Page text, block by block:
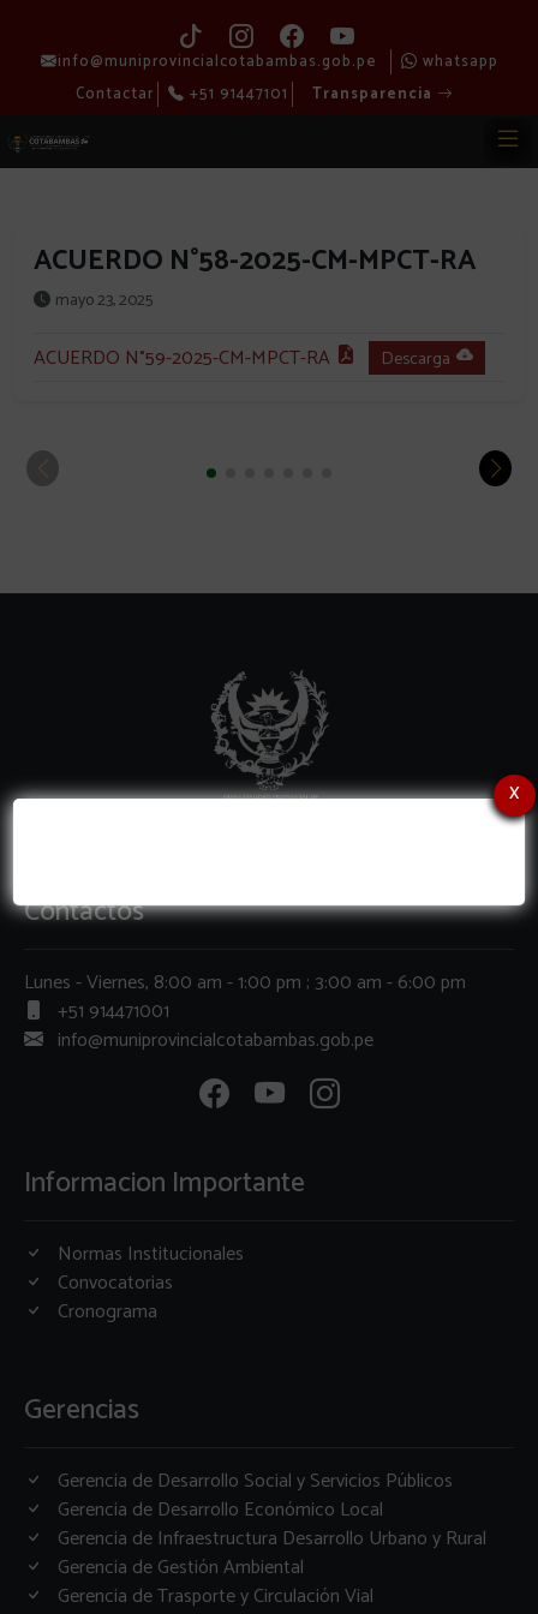
info@muniprovincialcotabambas.gob.pe
whatsapp
Contactar
+51 91447101 Transparencia
ACUERDO N°58-2025-CM-MPCT-RA
mayo 23, 2025
ACUERDO N°59-2025-CM-MPCT-RA Descarga
x
Contactos
Lunes - Viernes, 8:00 am - 1:00 pm ; 3:00 am - 6:00 pm
+51 914471001
info@muniprovincialcotabambas.gob.pe
Informacion Importante
Normas Institucionales
Convocatorias
Cronograma
Gerencias
Gerencia de Desarrollo Social y Servicios Públicos
Gerencia de Desarrollo Económico Local
Gerencia de Infraestructura Desarrollo Urbano y Rural
Gerencia de Gestión Ambiental
Gerencia de Trasporte y Circulación Vial